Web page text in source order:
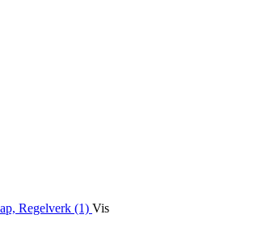
Regelverk (1) Vis